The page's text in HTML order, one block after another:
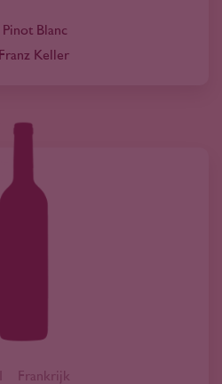
Pinot Blanc
Franz Keller
Frankrijk